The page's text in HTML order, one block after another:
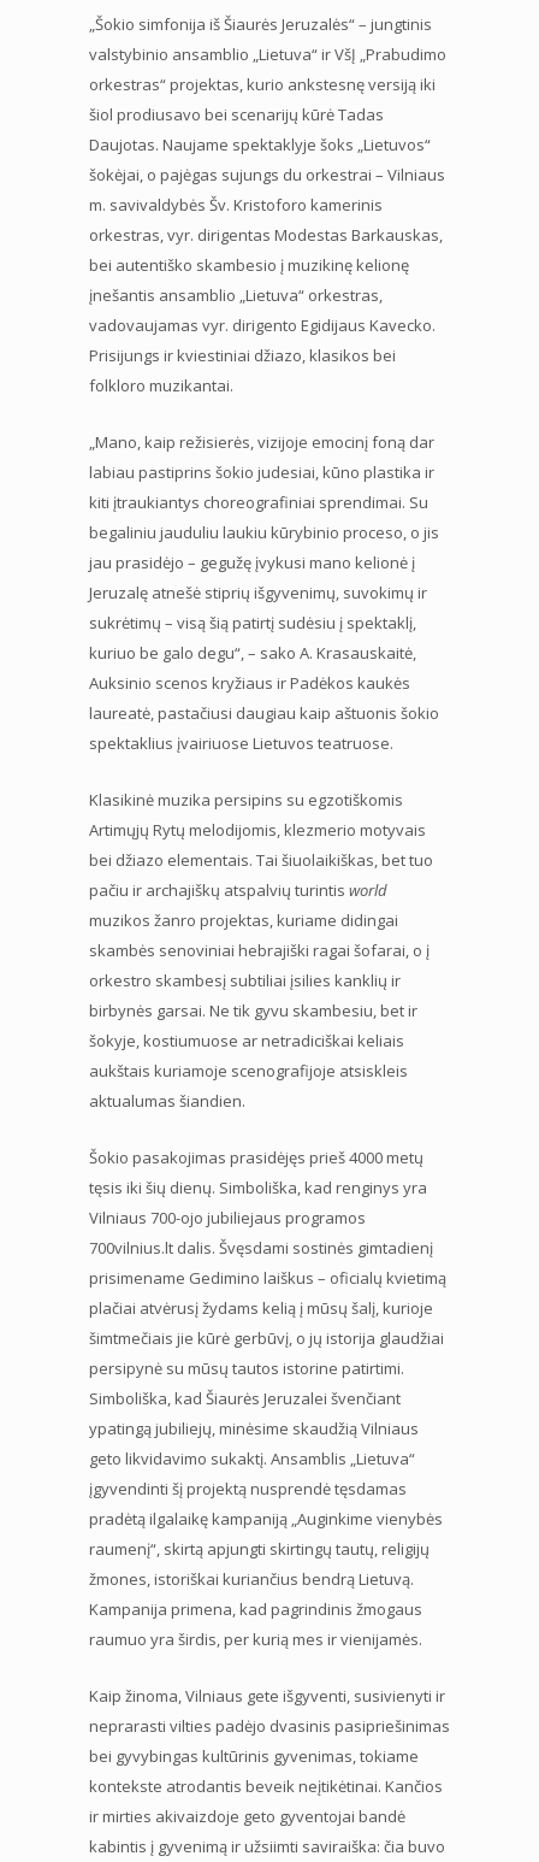
„Šokio simfonija iš Šiaurės Jeruzalės“ – jungtinis
valstybinio ansamblio „Lietuva“ ir VšĮ „Prabudimo
orkestras“ projektas, kurio ankstesnę versiją iki
šiol prodiusavo bei scenarijų kūrė Tadas
Daujotas. Naujame spektaklyje šoks „Lietuvos“
šokėjai, o pajėgas sujungs du orkestrai – Vilniaus
m. savivaldybės Šv. Kristoforo kamerinis
orkestras, vyr. dirigentas Modestas Barkauskas,
bei autentiško skambesio į muzikinę kelionę
įnešantis ansamblio „Lietuva“ orkestras,
vadovaujamas vyr. dirigento Egidijaus Kavecko.
Prisijungs ir kviestiniai džiazo, klasikos bei
folkloro muzikantai.
„Mano, kaip režisierės, vizijoje emocinį foną dar
labiau pastiprins šokio judesiai, kūno plastika ir
kiti įtraukiantys choreografiniai sprendimai. Su
begaliniu jauduliu laukiu kūrybinio proceso, o jis
jau prasidėjo – gegužę įvykusi mano kelionė į
Jeruzalę atnešė stiprių išgyvenimų, suvokimų ir
sukrėtimų – visą šią patirtį sudėsiu į spektaklį,
kuriuo be galo degu“, – sako A. Krasauskaitė,
Auksinio scenos kryžiaus ir Padėkos kaukės
laureatė, pastačiusi daugiau kaip aštuonis šokio
spektaklius įvairiuose Lietuvos teatruose.
Klasikinė muzika persipins su egzotiškomis
Artimųjų Rytų melodijomis, klezmerio motyvais
bei džiazo elementais. Tai šiuolaikiškas, bet tuo
pačiu ir archajiškų atspalvių turintis world
muzikos žanro projektas, kuriame didingai
skambės senoviniai hebrajiški ragai šofarai, o į
orkestro skambesį subtiliai įsilies kanklių ir
birbynės garsai. Ne tik gyvu skambesiu, bet ir
šokyje, kostiumuose ar netradiciškai keliais
aukštais kuriamoje scenografijoje atsiskleis
aktualumas šiandien.
Šokio pasakojimas prasidėjęs prieš 4000 metų
tęsis iki šių dienų. Simboliška, kad renginys yra
Vilniaus 700-ojo jubiliejaus programos
700vilnius.lt dalis. Švęsdami sostinės gimtadienį
prisimename Gedimino laiškus – oficialų kvietimą
plačiai atvėrusį žydams kelią į mūsų šalį, kurioje
šimtmečiais jie kūrė gerbūvį, o jų istorija glaudžiai
persipynė su mūsų tautos istorine patirtimi.
Simboliška, kad Šiaurės Jeruzalei švenčiant
ypatingą jubiliejų, minėsime skaudžią Vilniaus
geto likvidavimo sukaktį. Ansamblis „Lietuva“
įgyvendinti šį projektą nusprendė tęsdamas
pradėtą ilgalaikę kampaniją „Auginkime vienybės
raumenį“, skirtą apjungti skirtingų tautų, religijų
žmones, istoriškai kuriančius bendrą Lietuvą.
Kampanija primena, kad pagrindinis žmogaus
raumuo yra širdis, per kurią mes ir vienijamės.
Kaip žinoma, Vilniaus gete išgyventi, susivienyti ir
neprarasti vilties padėjo dvasinis pasipriešinimas
bei gyvybingas kultūrinis gyvenimas, tokiame
kontekste atrodantis beveik neįtikėtinai. Kančios
ir mirties akivaizdoje geto gyventojai bandė
kabintis į gyvenimą ir užsiimti saviraiška: čia buvo